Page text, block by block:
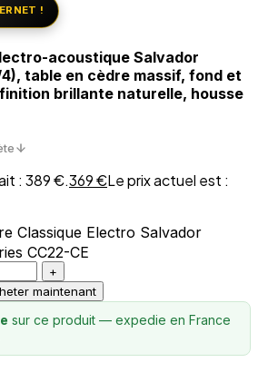
!
acoustique Salvador
table en cèdre massif, fond et
brillante naturelle, housse
: 389 €.369€Le prix actuel est :
Classique Electro Salvador
CC22-CE
maintenant
sur ce produit — expedie en France